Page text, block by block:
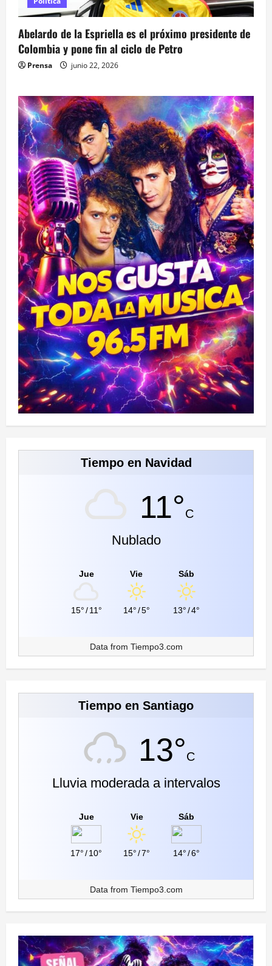
Abelardo de la Espriella es el próximo presidente de
Colombia y pone fin al ciclo de Petro
Prensa junio 22, 2026
Tiempo en Navidad
11°C
Nublado
Jue
15°/ 11°
Vie
14°/5°
Sáb
13°/4°
Data from Tiempo3.com
Tiempo en Santiago
13°C
Lluvia moderada a intervalos
Jue
17°/10°
Vie
15°/7°
Sáb
14°/6°
Data from Tiempo3.com